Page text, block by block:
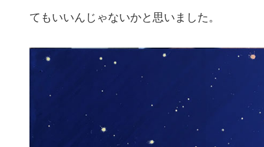
てもいいんじゃないかと思いました。